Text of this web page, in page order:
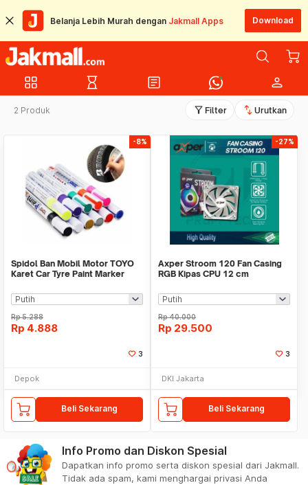
Belanja Lebih Murah dengan Jakmall Apps Download
grid_view hourglass_empty article person
2 Produk filter_alt Filter swap_vert Urutkan
-8%
Spidol Ban Mobil Motor TOYO
Karet Car Tyre Paint Marker
Rp5.288
Rp 4.888
3
Depok
Beli Sekarang
-27%
Axper Stroom 120 Fan Casing
RGB Kipas CPU 12 cm
Rp40.000
Rp 29.500
3
DKI Jakarta
Beli Sekarang
Info Promo dan Diskon Spesial
Dapatkan info promo serta diskon spesial dari Jakmall.
Tidak ada spam, kami menghargai privasi Anda